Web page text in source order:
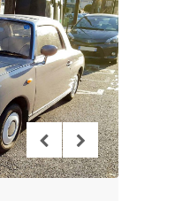
MARQUES
BLV ?